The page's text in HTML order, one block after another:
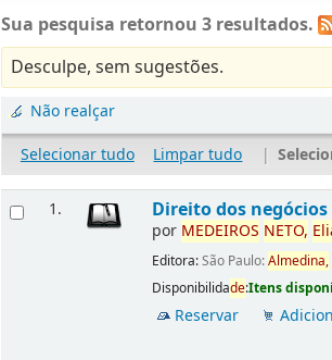
Sua pesquisa retornou 3 resultados.
Desculpe, sem sugestões.
Não realçar
Selecionar tudo
Limpar tudo |
1. Direito dos
por MEDEIROS NETO,
Editora:São Paulo:Almedina,
Disponibilidade:Itens
Reservar